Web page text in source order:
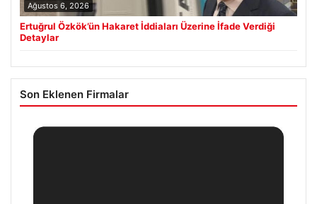
Ağustos 6, 2026
Ertuğrul Özkök’ün Hakaret İddiaları Üzerine İfade Verdiği
Detaylar
Son Eklenen Firmalar